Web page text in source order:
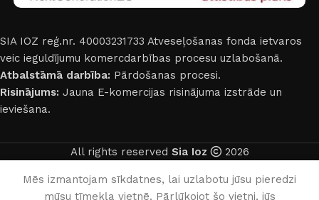
SIA IOZ reģ.nr. 40003231733 Atveseļošanas fonda ietvaros
veic ieguldījumu komercdarbības procesu uzlabošanā.
Atbalstāmā darbība: Pārdošanas procesi.
Risinājums: Jauna E-komercijas risinājuma izstrāde un
ieviešana.
All rights reserved Sia Ioz 2026
Mēs izmantojam sīkdatnes, lai uzlabotu jūsu pieredzi
mūsu tīmekļa vietnē. Pārlūkojot šo vietni, jūs
Latviešu